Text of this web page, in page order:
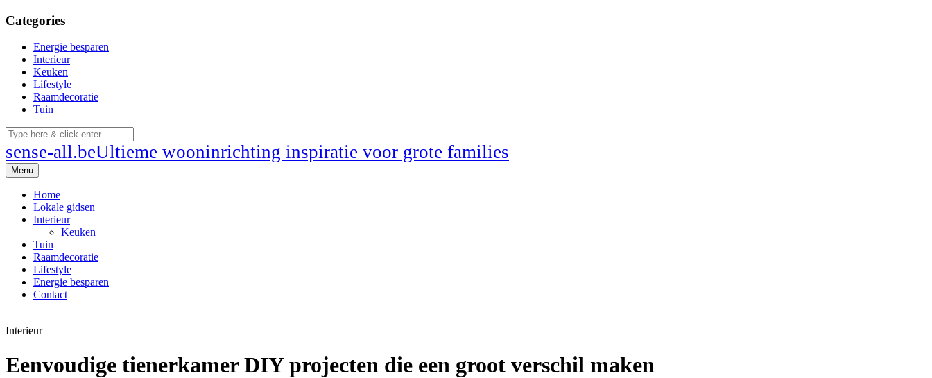
Categories
Energie besparen
Interieur
Keuken
Lifestyle
Raamdecoratie
Tuin
sense-all.beUltieme wooninrichting inspiratie voor grote families
Menu
Home
Lokale gidsen
Interieur
Keuken
Tuin
Raamdecoratie
Lifestyle
Energie besparen
Contact
Interieur
Eenvoudige tienerkamer DIY projecten die een groot verschil maken